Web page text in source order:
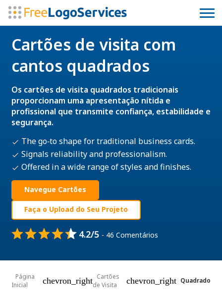
Cartões de visita com
cantos quadrados
Os cartões de visita quadrados tradicionais
proporcionam uma apresentação nítida e
profissional que transmite confiança, estabilidade e
segurança.
The go‑to shape for traditional business cards.
Signals reliability and professionalism.
Offered in a wide range of styles and finishes.
Navegue Cartões
Faça o Upload do Seu Projeto
4.2/5 - 46 Comentários
Página
Inicial
chevron_right Cartões
de Visita
chevron_right Quadrado